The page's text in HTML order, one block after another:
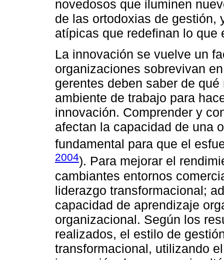
novedosos que iluminen
de las ortodoxias de gestión,
atípicas que redefinan lo que
La innovación se vuelve un
organizaciones sobrevivan
gerentes deben saber de
ambiente de trabajo para
innovación. Comprender y
afectan la capacidad de una
fundamental para que el
2004). Para mejorar el
cambiantes entornos
liderazgo transformacional;
capacidad de aprendizaje
organizacional. Según los
realizados, el estilo de
transformacional, utilizando